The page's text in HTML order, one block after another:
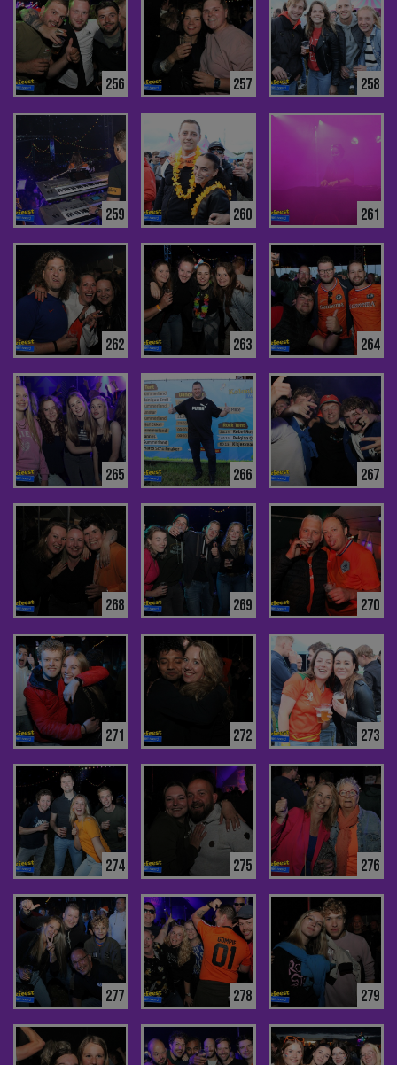
256 257 258
259 260 261
262 263 264
265 266 267
268 269 270
271 272 273
274 275 276
277 278 279